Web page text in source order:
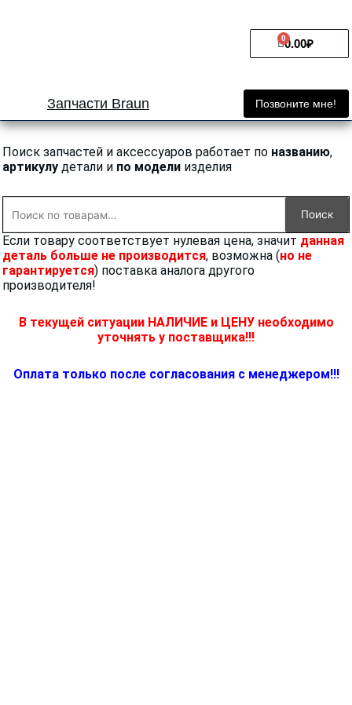
0.00₽
0
Cart
Запчасти Braun Позвоните мне!
Поиск запчастей и аксессуаров работает по названию,
артикулу детали и по модели изделия
Поиск
Если товару соответствует нулевая цена, значит данная
деталь больше не производится, возможна (но не
гарантируется) поставка аналога другого
производителя!
В текущей ситуации НАЛИЧИЕ и ЦЕНУ необходимо
уточнять у поставщика!!!
Оплата только после согласования с менеджером!!!